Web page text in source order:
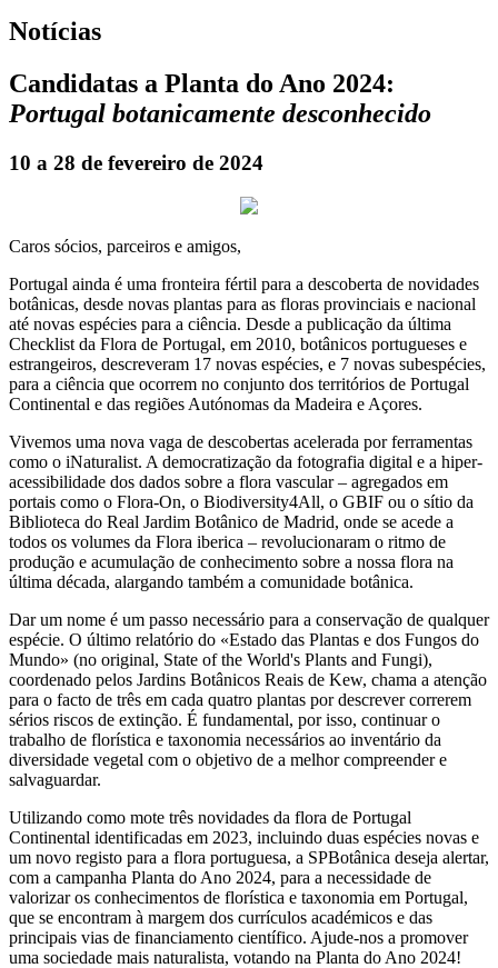
Notícias
Candidatas a Planta do Ano 2024:
Portugal botanicamente desconhecido
10 a 28 de fevereiro de 2024
Caros sócios, parceiros e amigos,
Portugal ainda é uma fronteira fértil para a descoberta de novidades
botânicas, desde novas plantas para as floras provinciais e nacional
até novas espécies para a ciência. Desde a publicação da última
Checklist da Flora de Portugal, em 2010, botânicos portugueses e
estrangeiros, descreveram 17 novas espécies, e 7 novas subespécies,
para a ciência que ocorrem no conjunto dos territórios de Portugal
Continental e das regiões Autónomas da Madeira e Açores.
Vivemos uma nova vaga de descobertas acelerada por ferramentas
como o iNaturalist. A democratização da fotografia digital e a hiper-
acessibilidade dos dados sobre a flora vascular – agregados em
portais como o Flora-On, o Biodiversity4All, o GBIF ou o sítio da
Biblioteca do Real Jardim Botânico de Madrid, onde se acede a
todos os volumes da Flora iberica – revolucionaram o ritmo de
produção e acumulação de conhecimento sobre a nossa flora na
última década, alargando também a comunidade botânica.
Dar um nome é um passo necessário para a conservação de qualquer
espécie. O último relatório do «Estado das Plantas e dos Fungos do
Mundo» (no original, State of the World's Plants and Fungi),
coordenado pelos Jardins Botânicos Reais de Kew, chama a atenção
para o facto de três em cada quatro plantas por descrever correrem
sérios riscos de extinção. É fundamental, por isso, continuar o
trabalho de florística e taxonomia necessários ao inventário da
diversidade vegetal com o objetivo de a melhor compreender e
salvaguardar.
Utilizando como mote três novidades da flora de Portugal
Continental identificadas em 2023, incluindo duas espécies novas e
um novo registo para a flora portuguesa, a SPBotânica deseja alertar,
com a campanha Planta do Ano 2024, para a necessidade de
valorizar os conhecimentos de florística e taxonomia em Portugal,
que se encontram à margem dos currículos académicos e das
principais vias de financiamento científico. Ajude-nos a promover
uma sociedade mais naturalista, votando na Planta do Ano 2024!